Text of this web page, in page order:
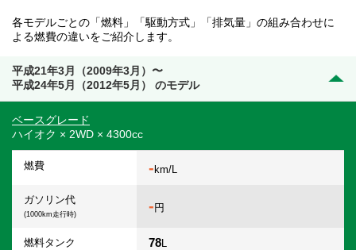
各モデルごとの「燃料」「駆動方式」「排気量」の組み合わせに
よる燃費の違いをご紹介します。
平成21年3月（2009年3月）〜
平成24年5月（2012年5月） のモデル
ベースグレード
ハイオク × 2WD × 4300cc
燃費 - km/L
ガソリン代
(1000km走行時) - 円
燃料タンク 78